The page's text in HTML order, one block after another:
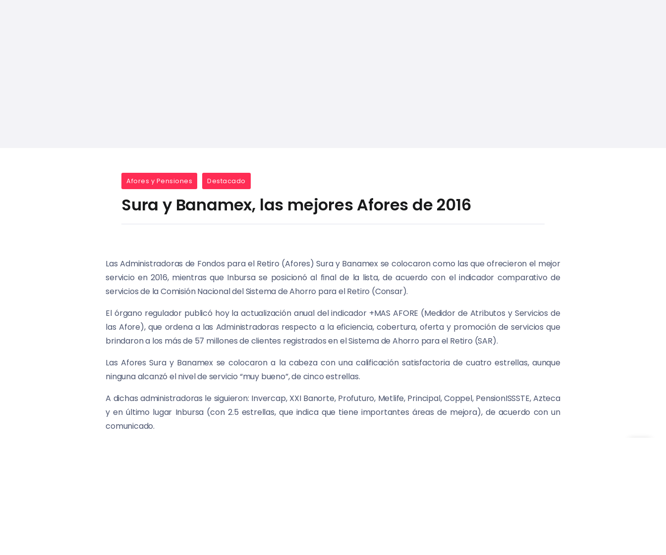
Afores y Pensiones Destacado
Sura y Banamex, las mejores Afores de 2016
Las Administradoras de Fondos para el Retiro (Afores) Sura y Banamex se colocaron como las que ofrecieron el mejor
servicio en 2016, mientras que Inbursa se posicionó al final de la lista, de acuerdo con el indicador comparativo de
servicios de la Comisión Nacional del Sistema de Ahorro para el Retiro (Consar).
El órgano regulador publicó hoy la actualización anual del indicador +MAS AFORE (Medidor de Atributos y Servicios de
las Afore), que ordena a las Administradoras respecto a la eficiencia, cobertura, oferta y promoción de servicios que
brindaron a los más de 57 millones de clientes registrados en el Sistema de Ahorro para el Retiro (SAR).
Las Afores Sura y Banamex se colocaron a la cabeza con una calificación satisfactoria de cuatro estrellas, aunque
ninguna alcanzó el nivel de servicio “muy bueno”, de cinco estrellas.
A dichas administradoras le siguieron: Invercap, XXI Banorte, Profuturo, Metlife, Principal, Coppel, PensionISSSTE, Azteca
y en último lugar Inbursa (con 2.5 estrellas, que indica que tiene importantes áreas de mejora), de acuerdo con un
comunicado.